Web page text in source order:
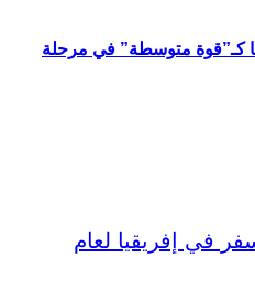
كـ”قوة متوسطة” في مرحلة